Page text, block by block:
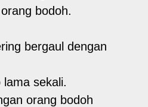
bodoh.
bergaul dengan
sekali.
orang bodoh